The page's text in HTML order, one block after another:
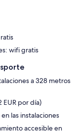
wifi gratis
a 328 metros
EUR por día)
las instalaciones
accesible en